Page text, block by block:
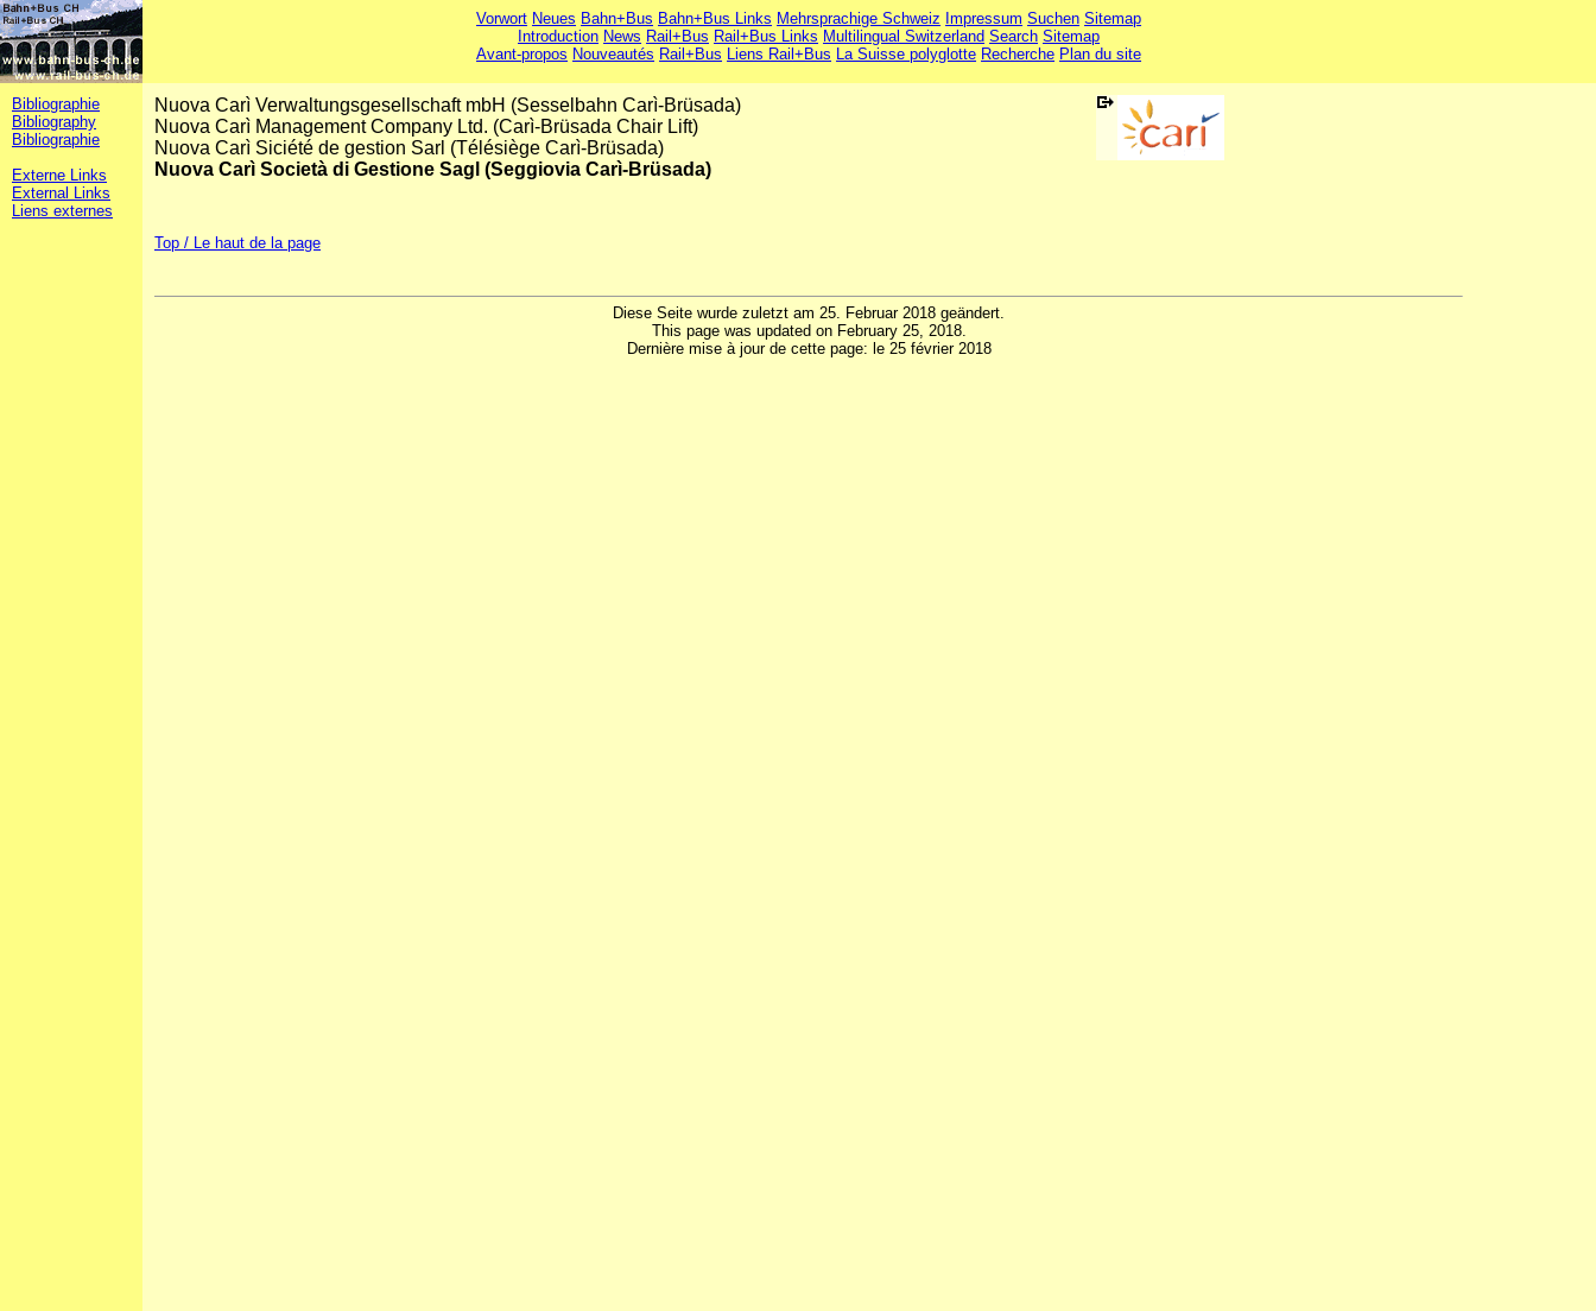
Vorwort Neues Bahn+Bus Bahn+Bus Links Mehrsprachige Schweiz Impressum Suchen Sitemap
Introduction News Rail+Bus Rail+Bus Links Multilingual Switzerland Search Sitemap
Avant-propos Nouveautés Rail+Bus Liens Rail+Bus La Suisse polyglotte Recherche Plan du site
Bibliographie
Bibliography
Bibliographie
Externe Links
External Links
Liens externes
Nuova Carì Verwaltungsgesellschaft mbH (Sesselbahn Carì-Brüsada)
Nuova Carì Management Company Ltd. (Carì-Brüsada Chair Lift)
Nuova Carì Siciété de gestion Sarl (Télésiège Carì-Brüsada)
Nuova Carì Società di Gestione Sagl (Seggiovia Carì-Brüsada)
Top / Le haut de la page
Diese Seite wurde zuletzt am 25. Februar 2018 geändert.
This page was updated on February 25, 2018.
Dernière mise à jour de cette page: le 25 février 2018